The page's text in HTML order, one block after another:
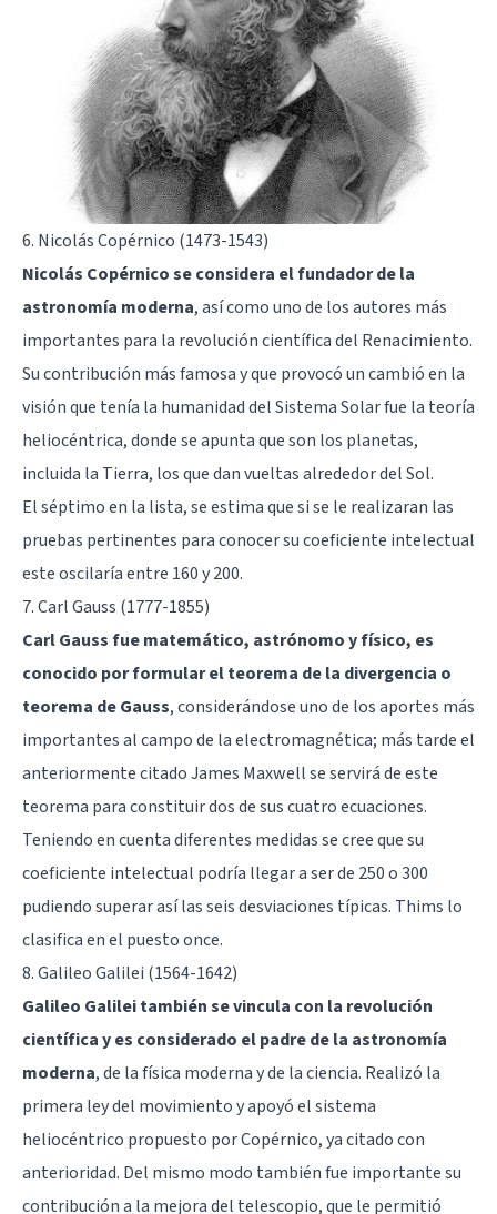
6. Nicolás Copérnico (1473-1543)
Nicolás Copérnico se considera el fundador de la
astronomía moderna, así como uno de los autores más
importantes para la revolución científica del Renacimiento.
Su contribución más famosa y que provocó un cambió en la
visión que tenía la humanidad del Sistema Solar fue la teoría
heliocéntrica, donde se apunta que son los planetas,
incluida la Tierra, los que dan vueltas alrededor del Sol.
El séptimo en la lista, se estima que si se le realizaran las
pruebas pertinentes para conocer su coeficiente intelectual
este oscilaría entre 160 y 200.
7. Carl Gauss (1777-1855)
Carl Gauss fue matemático, astrónomo y físico, es
conocido por formular el teorema de la divergencia o
teorema de Gauss, considerándose uno de los aportes más
importantes al campo de la electromagnética; más tarde el
anteriormente citado James Maxwell se servirá de este
teorema para constituir dos de sus cuatro ecuaciones.
Teniendo en cuenta diferentes medidas se cree que su
coeficiente intelectual podría llegar a ser de 250 o 300
pudiendo superar así las seis desviaciones típicas. Thims lo
clasifica en el puesto once.
8. Galileo Galilei (1564-1642)
Galileo Galilei también se vincula con la revolución
científica y es considerado el padre de la astronomía
moderna, de la física moderna y de la ciencia. Realizó la
primera ley del movimiento y apoyó el sistema
heliocéntrico propuesto por Copérnico, ya citado con
anterioridad. Del mismo modo también fue importante su
contribución a la mejora del telescopio, que le permitió